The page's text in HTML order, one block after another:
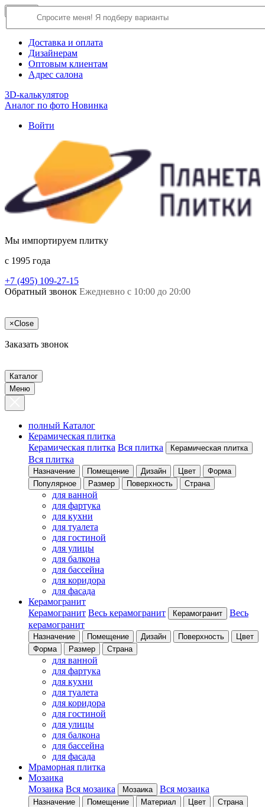
О компании
Доставка и оплата
Дизайнерам
Оптовым клиентам
Адрес салона
3D-калькулятор
Аналог по фото Новинка
Войти
Мы импортируем плитку
c 1995 года
+7 (495) 109-27-15
Обратный звонок Ежедневно с 10:00 до 20:00
×Close
Заказать звонок
Каталог
Меню
полный Каталог
Керамическая плитка
Керамическая плитка Вся плитка Керамическая плитка
Вся плитка
Назначение Помещение Дизайн Цвет
Форма
Популярное
Размер Поверхность Страна
для ванной
для фартука
для кухни
для туалета
для гостиной
для улицы
для балкона
для бассейна
для коридора
для фасада
Керамогранит
Керамогранит Весь керамогранит Керамогранит
Весь
керамогранит
Назначение Помещение Дизайн Поверхность
Цвет
Форма
Размер Страна
для ванной
для фартука
для кухни
для туалета
для коридора
для гостиной
для улицы
для балкона
для бассейна
для фасада
Мраморная плитка
Мозаика
Мозаика Вся мозаика Мозаика Вся мозаика
Назначение Помещение Материал Цвет Страна